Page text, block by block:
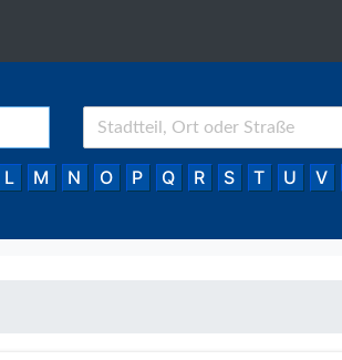
L M N O P Q R S T U V